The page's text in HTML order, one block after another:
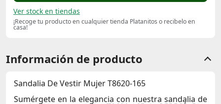
Ver stock en tiendas
¡Recoge tu producto en cualquier tienda Platanitos o recibelo en
casa!
Información de producto
Sandalia De Vestir Mujer T8620-165
Sumérgete en la elegancia con nuestra sandalia de